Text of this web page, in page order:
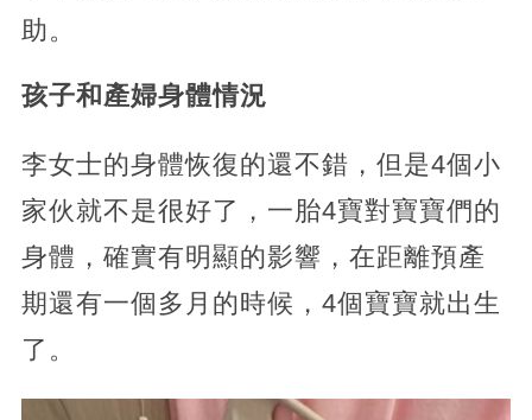
助。
孩子和產婦身體情況
李女士的身體恢復的還不錯，但是4個小
家伙就不是很好了，一胎4寶對寶寶們的
身體，確實有明顯的影響，在距離預產
期還有一個多月的時候，4個寶寶就出生
了。